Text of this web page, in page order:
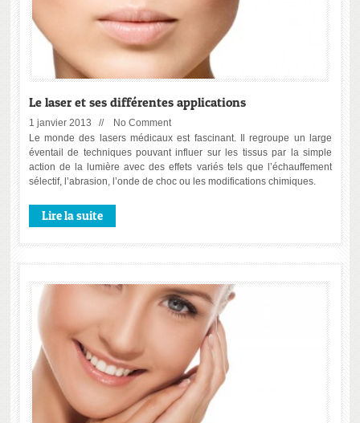
Le laser et ses différentes applications
1 janvier 2013 //
No Comment
Le monde des lasers médicaux est fascinant. Il regroupe un large
éventail de techniques pouvant influer sur les tissus par la simple
action de la lumière avec des effets variés tels que l’échauffement
sélectif, l’abrasion, l’onde de choc ou les modifications chimiques.
Lire la suite